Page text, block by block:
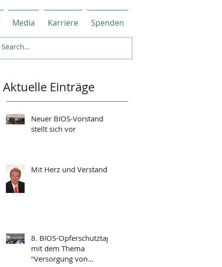
Media Karriere Spenden
Aktuelle Einträge
Neuer BIOS-Vorstand
stellt sich vor
Mit Herz und Verstand
8. BIOS-Opferschutztag
mit dem Thema
"Versorgung von